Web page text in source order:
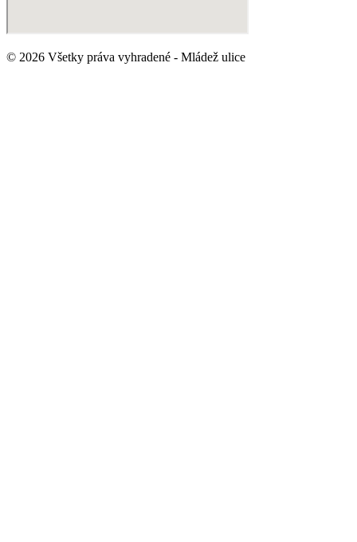
© 2026 Všetky práva vyhradené - Mládež ulice